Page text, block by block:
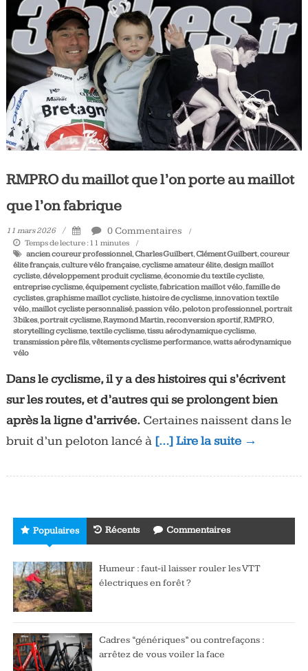
Tous
les
jours,
votre
actualité
vélo
et
triathlon
RMPRO du maillot que l’on porte au maillot
que l’on fabrique
11 mars 2026 0 Commentaires
Temps de lecture : 11 minutes
ancien coureur professionnel,Charles Guilbert,Clément Guilbert,coureur
élite français,culture vélo française,cyclisme amateur élite,design maillot
cycliste,développement produit cyclisme,économie du textile cycliste,
entreprise cyclisme,équipement cycliste,fabrication maillot vélo,famille de
cyclistes,graphisme maillot cycliste,histoire de cyclisme,innovation textile
vélo,maillot cycliste personnalisé,passion vélo,peloton professionnel,portrait
3bikes,portrait cyclisme,Raymond Martin,reconversion sportif,RMPRO,
storytelling cyclisme,textile cyclisme,tissu aérodynamique cyclisme,
transmission père fils,vêtements cyclisme performance,watts aérodynamique
vélo
Dans le cyclisme, il y a des histoires qui s’écrivent
sur les routes, et d’autres qui se prolongent bien
après la ligne d’arrivée. Certaines naissent dans le
bruit d’un peloton lancé à […] Lire la suite →
Populaires Récents Commentaires
Humeur : faut-il laisser rouler les VTT
électriques en forêt ?
Cadres “génériques” ou contrefaçons :
arrêtez de vous voiler la face